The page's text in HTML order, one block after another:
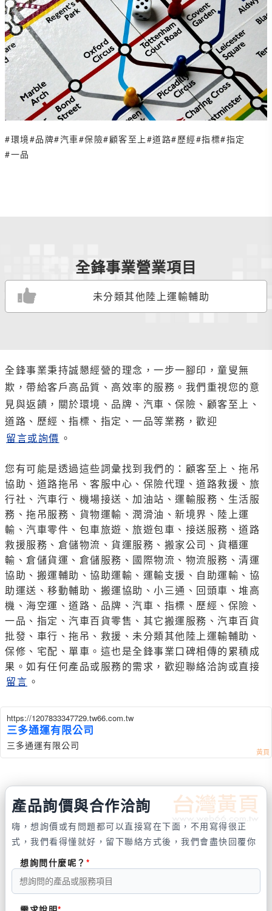
#環境#品牌#汽車#保險#顧客至上#道路#歷經#指標#指定
#一品
全鋒事業營業項目
未分類其他陸上運輸輔助
全鋒事業秉持誠懇經營的理念，一步一腳印，童叟無
欺，帶給客戶高品質、高效率的服務。我們重視您的意
見與返饋，關於環境、品牌、汽車、保險、顧客至上、
道路、歷經、指標、指定、一品等業務，歡迎
留言或詢價 。
您有可能是透過這些詞彙找到我們的：顧客至上、拖吊
協助、道路拖吊、客服中心、保險代理、道路救援、旅
行社、汽車行、機場接送、加油站、運輸服務、生活服
務、拖吊服務、貨物運輸、潤滑油、新境界、陸上運
輸、汽車零件、包車旅遊、旅遊包車、接送服務、道路
救援服務、倉儲物流、貨運服務、搬家公司、貨櫃運
輸、倉儲貨運、倉儲服務、國際物流、物流服務、清運
協助、搬運輔助、協助運輸、運輸支援、自助運輸、協
助運送、移動輔助、搬運協助、小三通、回頭車、堆高
機、海空運、道路、品牌、汽車、指標、歷經、保險、
一品、指定、汽車百貨零售、其它搬運服務、汽車百貨
批發、車行、拖吊、救援、未分類其他陸上運輸輔助、
保修、宅配、單車。這也是全鋒事業口碑相傳的累積成
果。如有任何產品或服務的需求，歡迎聯絡洽詢或直接
留言 。
https://1207833347729.tw66.com.tw
三多通運有限公司
三多通運有限公司
產品詢價與合作洽詢
嗨，想詢價或有問題都可以直接寫在下面，不用寫得很正
式，我們看得懂就好，留下聯絡方式後，我們會盡快回覆你
想詢問什麼呢？